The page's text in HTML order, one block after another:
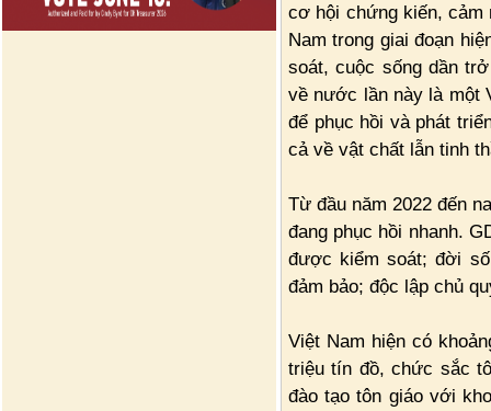
cơ hội chứng kiến, cảm
Nam trong giai đoạn
soát, cuộc sống dần
về nước lần này là một
để phục hồi và phát
cả về vật chất lẫn tinh
Từ đầu năm 2022 đến
đang phục hồi nhanh.
được kiểm soát; đời
đảm bảo; độc lập chủ
Việt Nam hiện có
triệu tín đồ, chức sắc
đào tạo tôn giáo với